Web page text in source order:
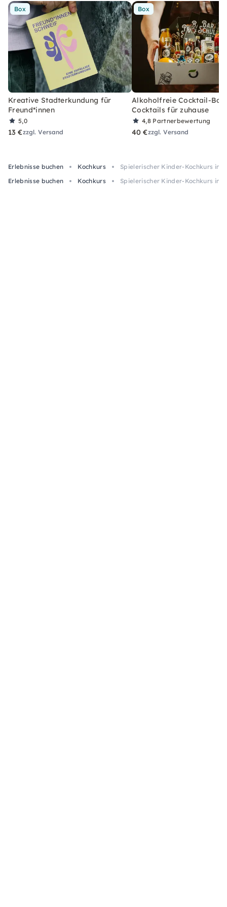
Box
Kreative Stadterkundung für
Freund*innen
5,0
13 €zzgl. Versand
Box
Alkoholfreie Cocktail-Box
Cocktails für zuhause
4,8 Partnerbewertung
40 €zzgl. Versand
Erlebnisse buchen Kochkurs
Spielerischer Kinder-Kochkurs in
Erlebnisse buchen
Kochkurs Spielerischer Kinder-Kochkurs in